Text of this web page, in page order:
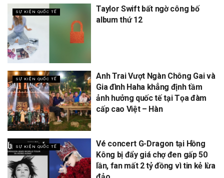
SỰ KIỆN QUỐC TẾ
Taylor Swift bất ngờ công bố
album thứ 12
SỰ KIỆN QUỐC TẾ
Anh Trai Vượt Ngàn Chông Gai và
Gia đình Haha khẳng định tầm
ảnh hưởng quốc tế tại Tọa đàm
cấp cao Việt – Hàn
SỰ KIỆN QUỐC TẾ
Vé concert G-Dragon tại Hồng
Kông bị đẩy giá chợ đen gấp 50
lần, fan mất 2 tỷ đồng vì tin kẻ lừa